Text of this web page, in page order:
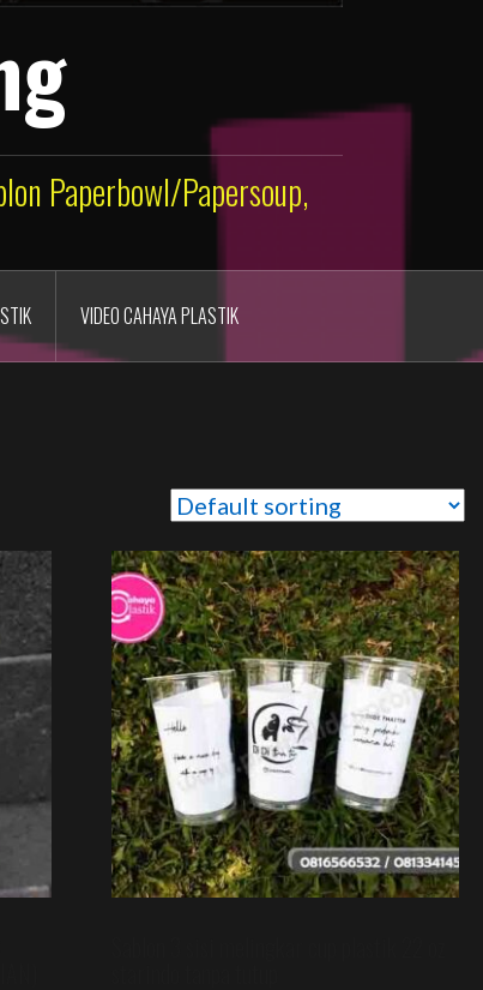
Paperbowl/Papersoup,
VIDEO CAHAYA PLASTIK